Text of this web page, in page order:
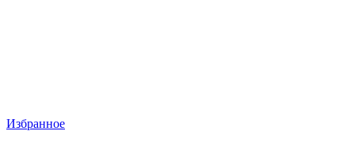
Избранное